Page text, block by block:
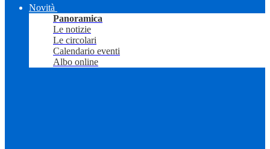
Novità
Panoramica
Le notizie
Le circolari
Calendario eventi
Albo online